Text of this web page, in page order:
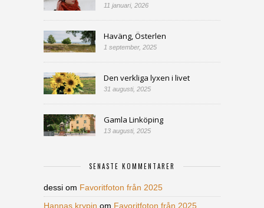
11 januari, 2026
Haväng, Österlen
1 september, 2025
Den verkliga lyxen i livet
31 augusti, 2025
Gamla Linköping
13 augusti, 2025
SENASTE KOMMENTARER
dessi om Favoritfoton från 2025
Hannas krypin om Favoritfoton från 2025